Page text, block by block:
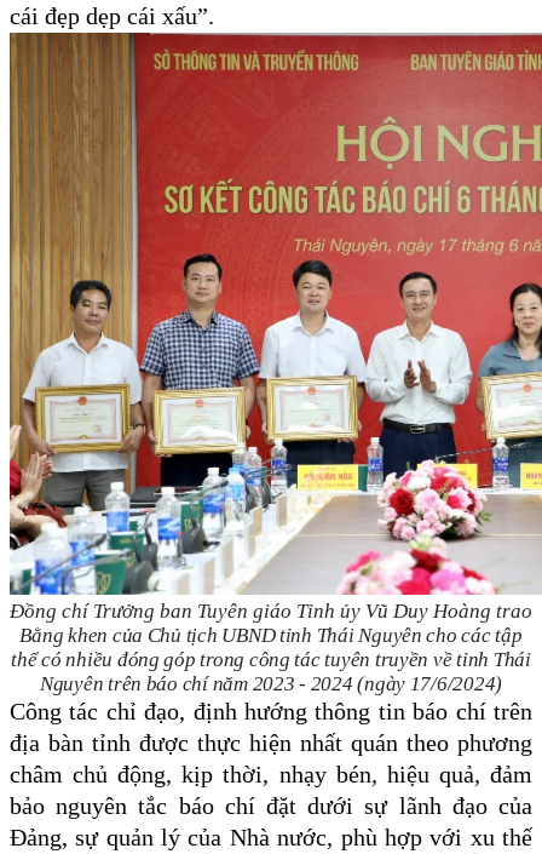
cái đẹp dẹp cái xấu”.
Đồng chí Trưởng ban Tuyên giáo Tỉnh ủy Vũ Duy Hoàng trao
Bằng khen của Chủ tịch UBND tỉnh Thái Nguyên cho các tập
thể có nhiều đóng góp trong công tác tuyên truyền về tỉnh Thái
Nguyên trên báo chí năm 2023 - 2024 (ngày 17/6/2024)
Công tác chỉ đạo, định hướng thông tin báo chí trên
địa bàn tỉnh được thực hiện nhất quán theo phương
châm chủ động, kịp thời, nhạy bén, hiệu quả, đảm
bảo nguyên tắc báo chí đặt dưới sự lãnh đạo của
Đảng, sự quản lý của Nhà nước, phù hợp với xu thế